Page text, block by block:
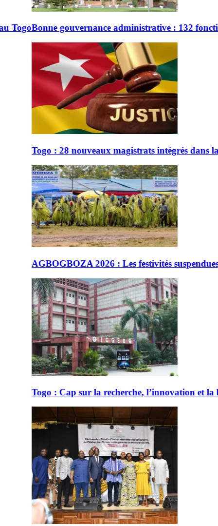
: 132 fonctionnaires sanctionnés en 2 ans
intégrés dans la justice
festivités suspendues, place au rituel sacré
l’innovation et la biotechnologie